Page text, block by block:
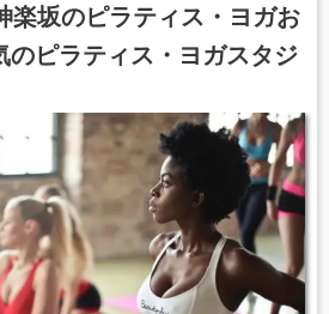
楽坂のピラティス・ヨガお
のピラティス・ヨガスタジ